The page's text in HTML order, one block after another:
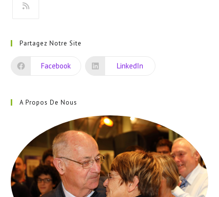
onglet
un
nouvel
Partagez Notre Site
Facebook LinkedIn
A Propos De Nous